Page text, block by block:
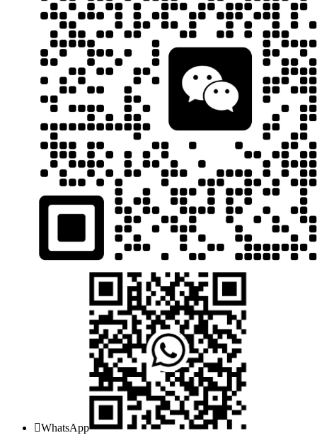
WhatsApp